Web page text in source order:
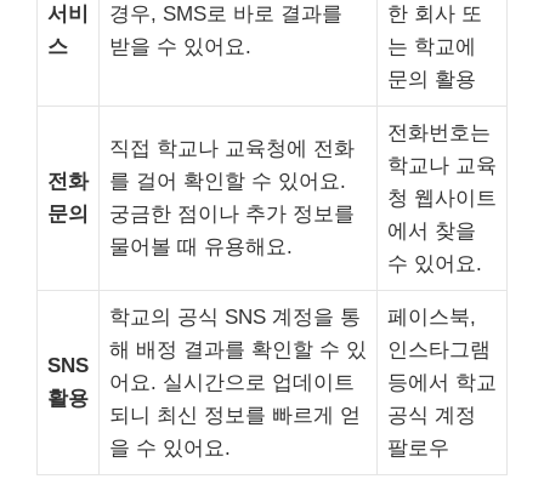
서비
스
경우, SMS로 바로 결과를
받을 수 있어요.
한 회사 또
는 학교에
문의 활용
전화
문의
직접 학교나 교육청에 전화
를 걸어 확인할 수 있어요.
궁금한 점이나 추가 정보를
물어볼 때 유용해요.
전화번호는
학교나 교육
청 웹사이트
에서 찾을
수 있어요.
SNS
활용
학교의 공식 SNS 계정을 통
해 배정 결과를 확인할 수 있
어요. 실시간으로 업데이트
되니 최신 정보를 빠르게 얻
을 수 있어요.
페이스북,
인스타그램
등에서 학교
공식 계정
팔로우